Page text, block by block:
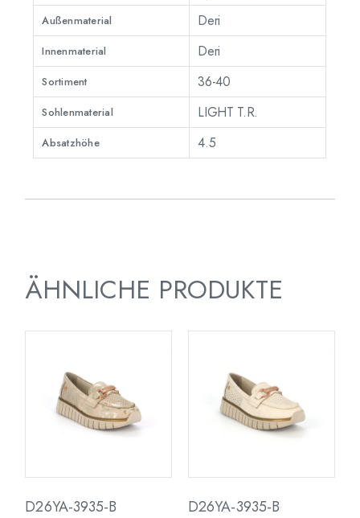
Außenmaterial Deri
Innenmaterial Deri
Sortiment 36-40
Sohlenmaterial LIGHT T.R.
Absatzhöhe 4.5
ÄHNLICHE PRODUKTE
D26YA-3935-B D26YA-3935-B